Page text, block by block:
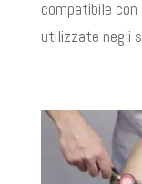
compatibile
utilizzate negli